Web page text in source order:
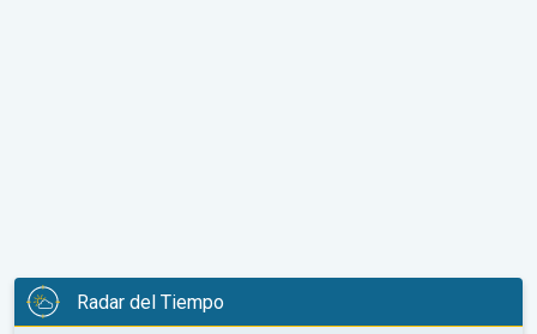
Radar del Tiempo